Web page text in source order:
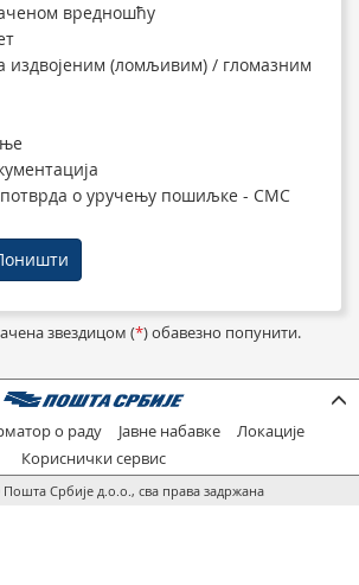
вредношћу
издвојеним (ломљивим) / гломазним
потврда о уручењу пошиљке - СМС
звездицом (*) обавезно попунити.
о раду Јавне набавке
Локације
Кориснички сервис
Србије д.о.о., сва права задржана